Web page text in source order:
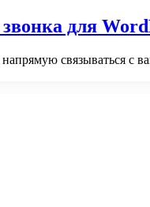
для
связываться с